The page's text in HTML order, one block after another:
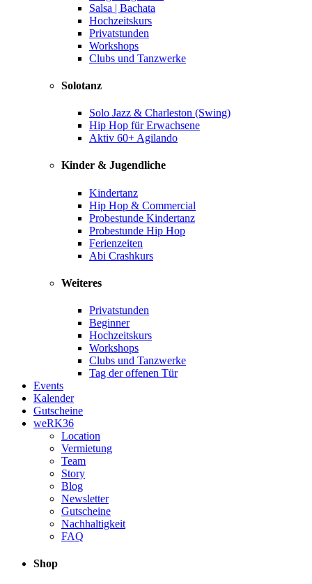
Salsa | Bachata
Hochzeitskurs
Privatstunden
Workshops
Clubs und Tanzwerke
Solotanz
Solo Jazz & Charleston (Swing)
Hip Hop für Erwachsene
Aktiv 60+ Agilando
Kinder & Jugendliche
Kindertanz
Hip Hop & Commercial
Probestunde Kindertanz
Probestunde Hip Hop
Ferienzeiten
Abi Crashkurs
Weiteres
Privatstunden
Beginner
Hochzeitskurs
Workshops
Clubs und Tanzwerke
Tag der offenen Tür
Events
Kalender
Gutscheine
weRK36
Location
Vermietung
Team
Story
Blog
Newsletter
Gutscheine
Nachhaltigkeit
FAQ
Shop